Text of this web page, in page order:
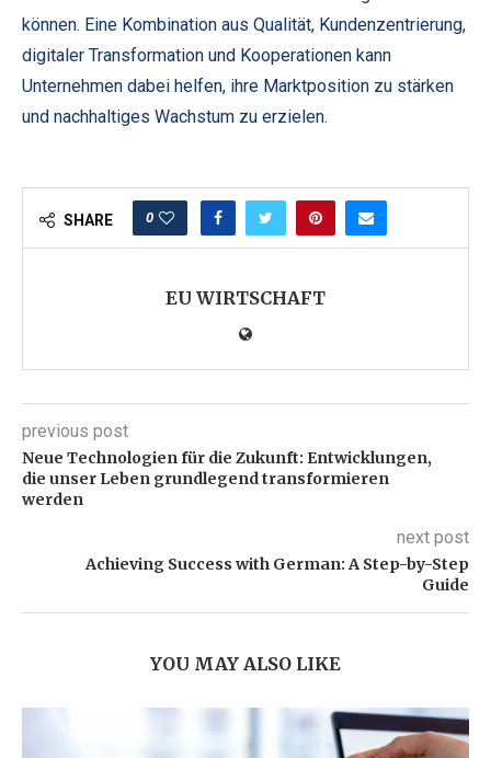
können. Eine Kombination aus Qualität, Kundenzentrierung,
digitaler Transformation und Kooperationen kann
Unternehmen dabei helfen, ihre Marktposition zu stärken
und nachhaltiges Wachstum zu erzielen.
SHARE 0
EU WIRTSCHAFT
previous post
Neue Technologien für die Zukunft: Entwicklungen,
die unser Leben grundlegend transformieren
werden
next post
Achieving Success with German: A Step-by-Step
Guide
YOU MAY ALSO LIKE